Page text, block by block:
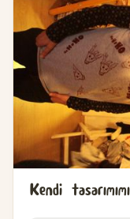
Kendi